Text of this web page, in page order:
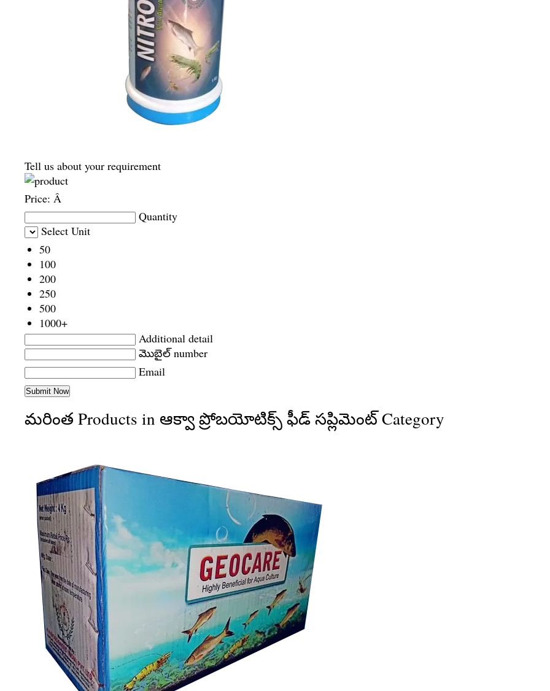
Tell us about your requirement
Price: Â
Quantity
Select Unit
50
100
200
250
500
1000+
Additional detail
మొబైల్ number
Email
మరింత Products in ఆక్వా ప్రోబయోటిక్స్ ఫీడ్ సప్లిమెంట్ Category